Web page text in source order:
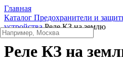
Главная
Каталог Предохранители и
устройства Реле КЗ на землю
Реле КЗ на